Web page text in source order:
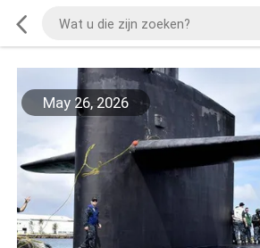
May 26, 2026